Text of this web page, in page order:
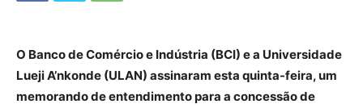
O Banco de Comércio e Indústria (BCI) e a Universidade
Lueji A’nkonde (ULAN) assinaram esta quinta-feira, um
memorando de entendimento para a concessão de